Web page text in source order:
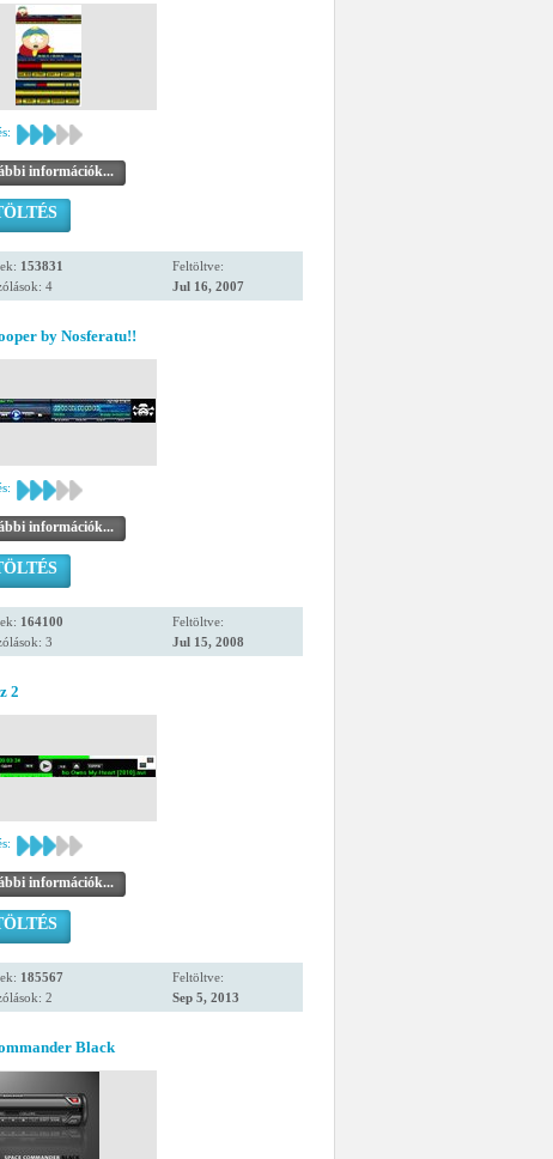
információk...
153831
4
Feltöltve:
Jul 16, 2007
by Nosferatu!!
információk...
164100
3
Feltöltve:
Jul 15, 2008
2
információk...
185567
2
Feltöltve:
Sep 5, 2013
Black